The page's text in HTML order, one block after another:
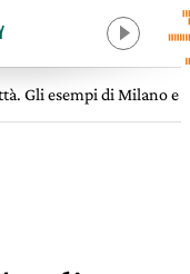
Gli esempi di Milano e